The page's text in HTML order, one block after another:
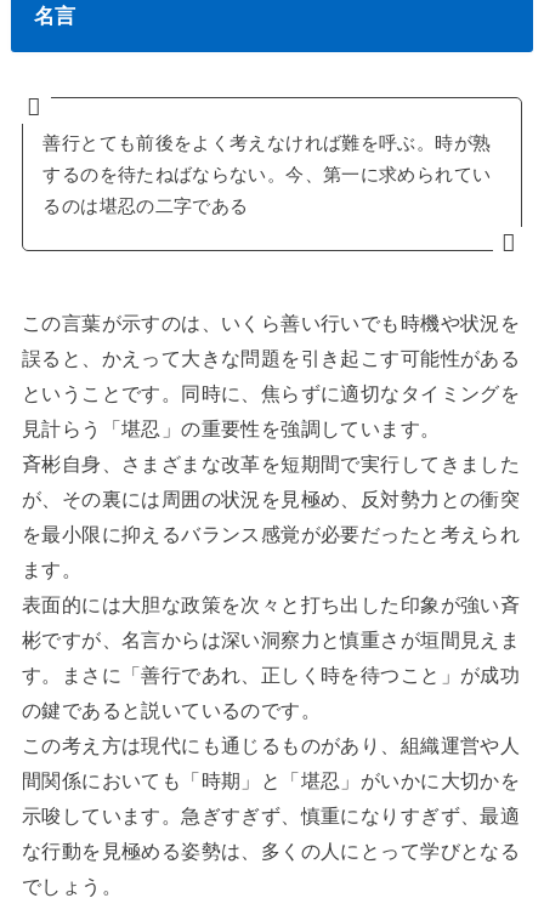
名言
善行とても前後をよく考えなければ難を呼ぶ。時が熟
するのを待たねばならない。今、第一に求められてい
るのは堪忍の二字である
この言葉が示すのは、いくら善い行いでも時機や状況を
誤ると、かえって大きな問題を引き起こす可能性がある
ということです。同時に、焦らずに適切なタイミングを
見計らう「堪忍」の重要性を強調しています。
斉彬自身、さまざまな改革を短期間で実行してきました
が、その裏には周囲の状況を見極め、反対勢力との衝突
を最小限に抑えるバランス感覚が必要だったと考えられ
ます。
表面的には大胆な政策を次々と打ち出した印象が強い斉
彬ですが、名言からは深い洞察力と慎重さが垣間見えま
す。まさに「善行であれ、正しく時を待つこと」が成功
の鍵であると説いているのです。
この考え方は現代にも通じるものがあり、組織運営や人
間関係においても「時期」と「堪忍」がいかに大切かを
示唆しています。急ぎすぎず、慎重になりすぎず、最適
な行動を見極める姿勢は、多くの人にとって学びとなる
でしょう。